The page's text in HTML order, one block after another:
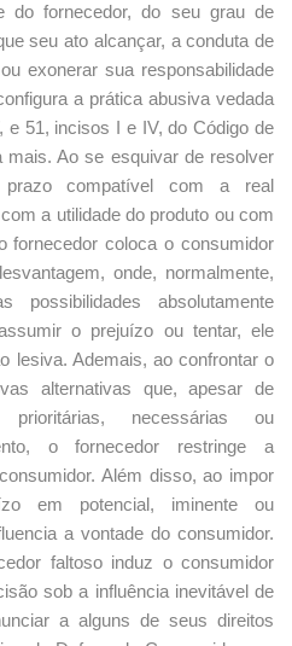
do fornecedor, do seu grau de
seu ato alcançar, a conduta de
exonerar sua responsabilidade
a prática abusiva vedada
e 51, incisos I e IV, do Código de
mais. Ao se esquivar de resolver
compatível com a real
a utilidade do produto ou com
fornecedor coloca o consumidor
onde, normalmente,
absolutamente
o prejuízo ou tentar, ele
lesiva. Ademais, ao confrontar o
alternativas que, apesar de
prioritárias, necessárias ou
o fornecedor restringe a
Além disso, ao impor
em potencial, iminente ou
a vontade do consumidor.
faltoso induz o consumidor
sob a influência inevitável de
a alguns de seus direitos